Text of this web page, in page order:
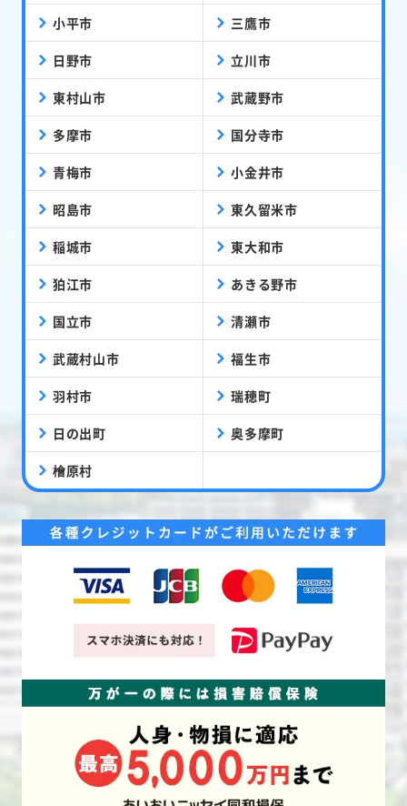
小平市 三鷹市
日野市 立川市
東村山市 武蔵野市
多摩市 国分寺市
青梅市 小金井市
昭島市 東久留米市
稲城市 東大和市
狛江市 あきる野市
国立市 清瀬市
武蔵村山市 福生市
羽村市 瑞穂町
日の出町 奥多摩町
檜原村